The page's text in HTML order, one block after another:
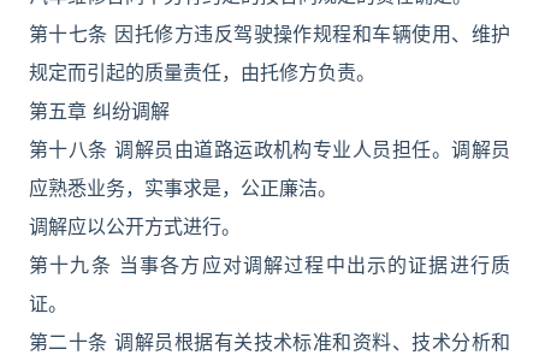
第十七条 因托修方违反驾驶操作规程和车辆使用、维护
规定而引起的质量责任，由托修方负责。
第五章 纠纷调解
第十八条 调解员由道路运政机构专业人员担任。调解员
应熟悉业务，实事求是，公正廉洁。
调解应以公开方式进行。
第十九条 当事各方应对调解过程中出示的证据进行质
证。
第二十条 调解员根据有关技术标准和资料、技术分析和